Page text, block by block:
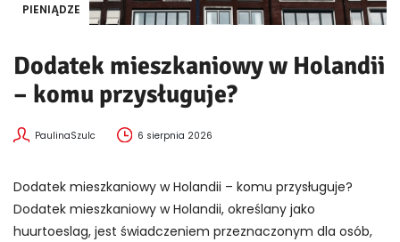
PIENIĄDZE
Dodatek mieszkaniowy w Holandii
– komu przysługuje?
PaulinaSzulc 6 sierpnia 2026
Dodatek mieszkaniowy w Holandii – komu przysługuje?
Dodatek mieszkaniowy w Holandii, określany jako
huurtoeslag, jest świadczeniem przeznaczonym dla osób,